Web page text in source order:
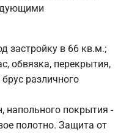
застройку в 66 кв.м.;
обвязка, перекрытия,
различного
напольного покрытия -
полотно. Защита от